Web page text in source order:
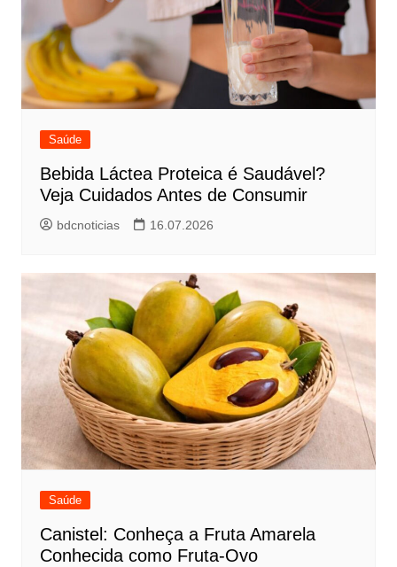
Saúde
Bebida Láctea Proteica é Saudável?
Veja Cuidados Antes de Consumir
bdcnoticias 16.07.2026
Saúde
Canistel: Conheça a Fruta Amarela
Conhecida como Fruta-Ovo